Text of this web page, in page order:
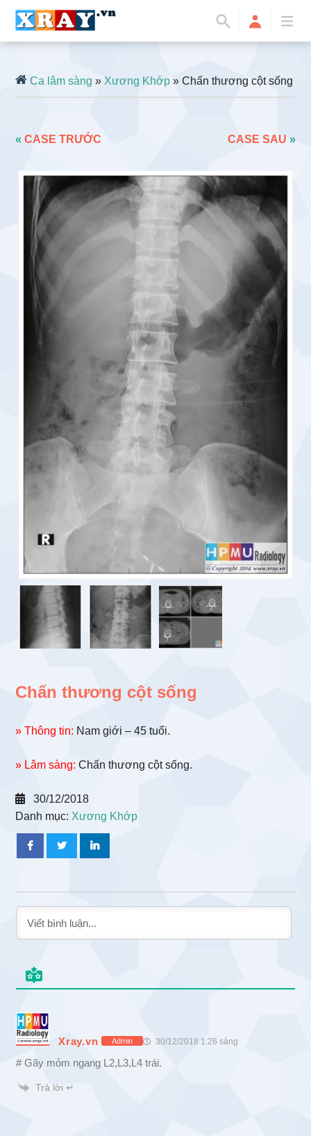
Ca lâm sàng »Xương Khớp » Chấn thương cột sống
«CASE TRƯỚC CASE SAU »
Chấn thương cột sống
» Thông tin: Nam giới – 45 tuổi.
» Lâm sàng: Chấn thương cột sống.
30/12/2018
Danh mục: Xương Khớp
Xray.vn Admin 30/12/2018 1:26 sáng
# Gãy mỏm ngang L2,L3,L4 trái.
Trả lời ↵